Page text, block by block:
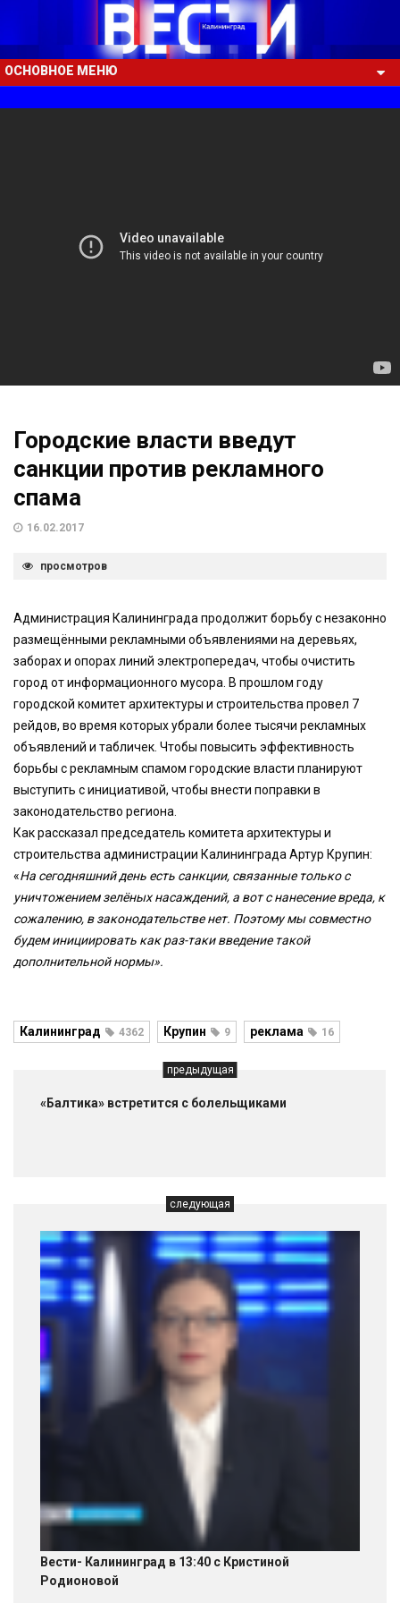
ОСНОВНОЕ МЕНЮ
Городские власти введут
санкции против рекламного
спама
16.02.2017
просмотров
Администрация Калининграда продолжит борьбу с незаконно
размещёнными рекламными объявлениями на деревьях,
заборах и опорах линий электропередач, чтобы очистить
город от информационного мусора. В прошлом году
городской комитет архитектуры и строительства провел 7
рейдов, во время которых убрали более тысячи рекламных
объявлений и табличек. Чтобы повысить эффективность
борьбы с рекламным спамом городские власти планируют
выступить с инициативой, чтобы внести поправки в
законодательство региона.
Как рассказал председатель комитета архитектуры и
строительства администрации Калининграда Артур Крупин:
«На сегодняшний день есть санкции, связанные только с
уничтожением зелёных насаждений, а вот с нанесение вреда, к
сожалению, в законодательстве нет. Поэтому мы совместно
будем инициировать как раз-таки введение такой
дополнительной нормы».
Калининград 4362 Крупин 9 реклама 16
предыдущая
«Балтика» встретится с болельщиками
следующая
Вести- Калининград в 13:40 с Кристиной
Родионовой